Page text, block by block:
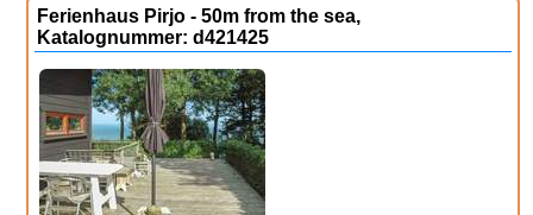
Ferienhaus Pirjo - 50m from the sea,
Katalognummer: d421425